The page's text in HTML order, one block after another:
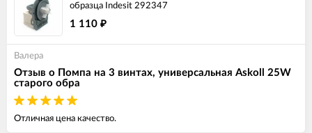
образца Indesit 292347
1 110 ₽
Валера
Отзыв о Помпа на 3 винтах, универсальная Askoll 25W
старого обра
Отличная цена качество.